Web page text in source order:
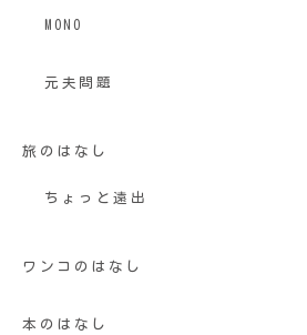
MONO
元夫問題
旅のはなし
ちょっと遠出
ワンコのはなし
本のはなし